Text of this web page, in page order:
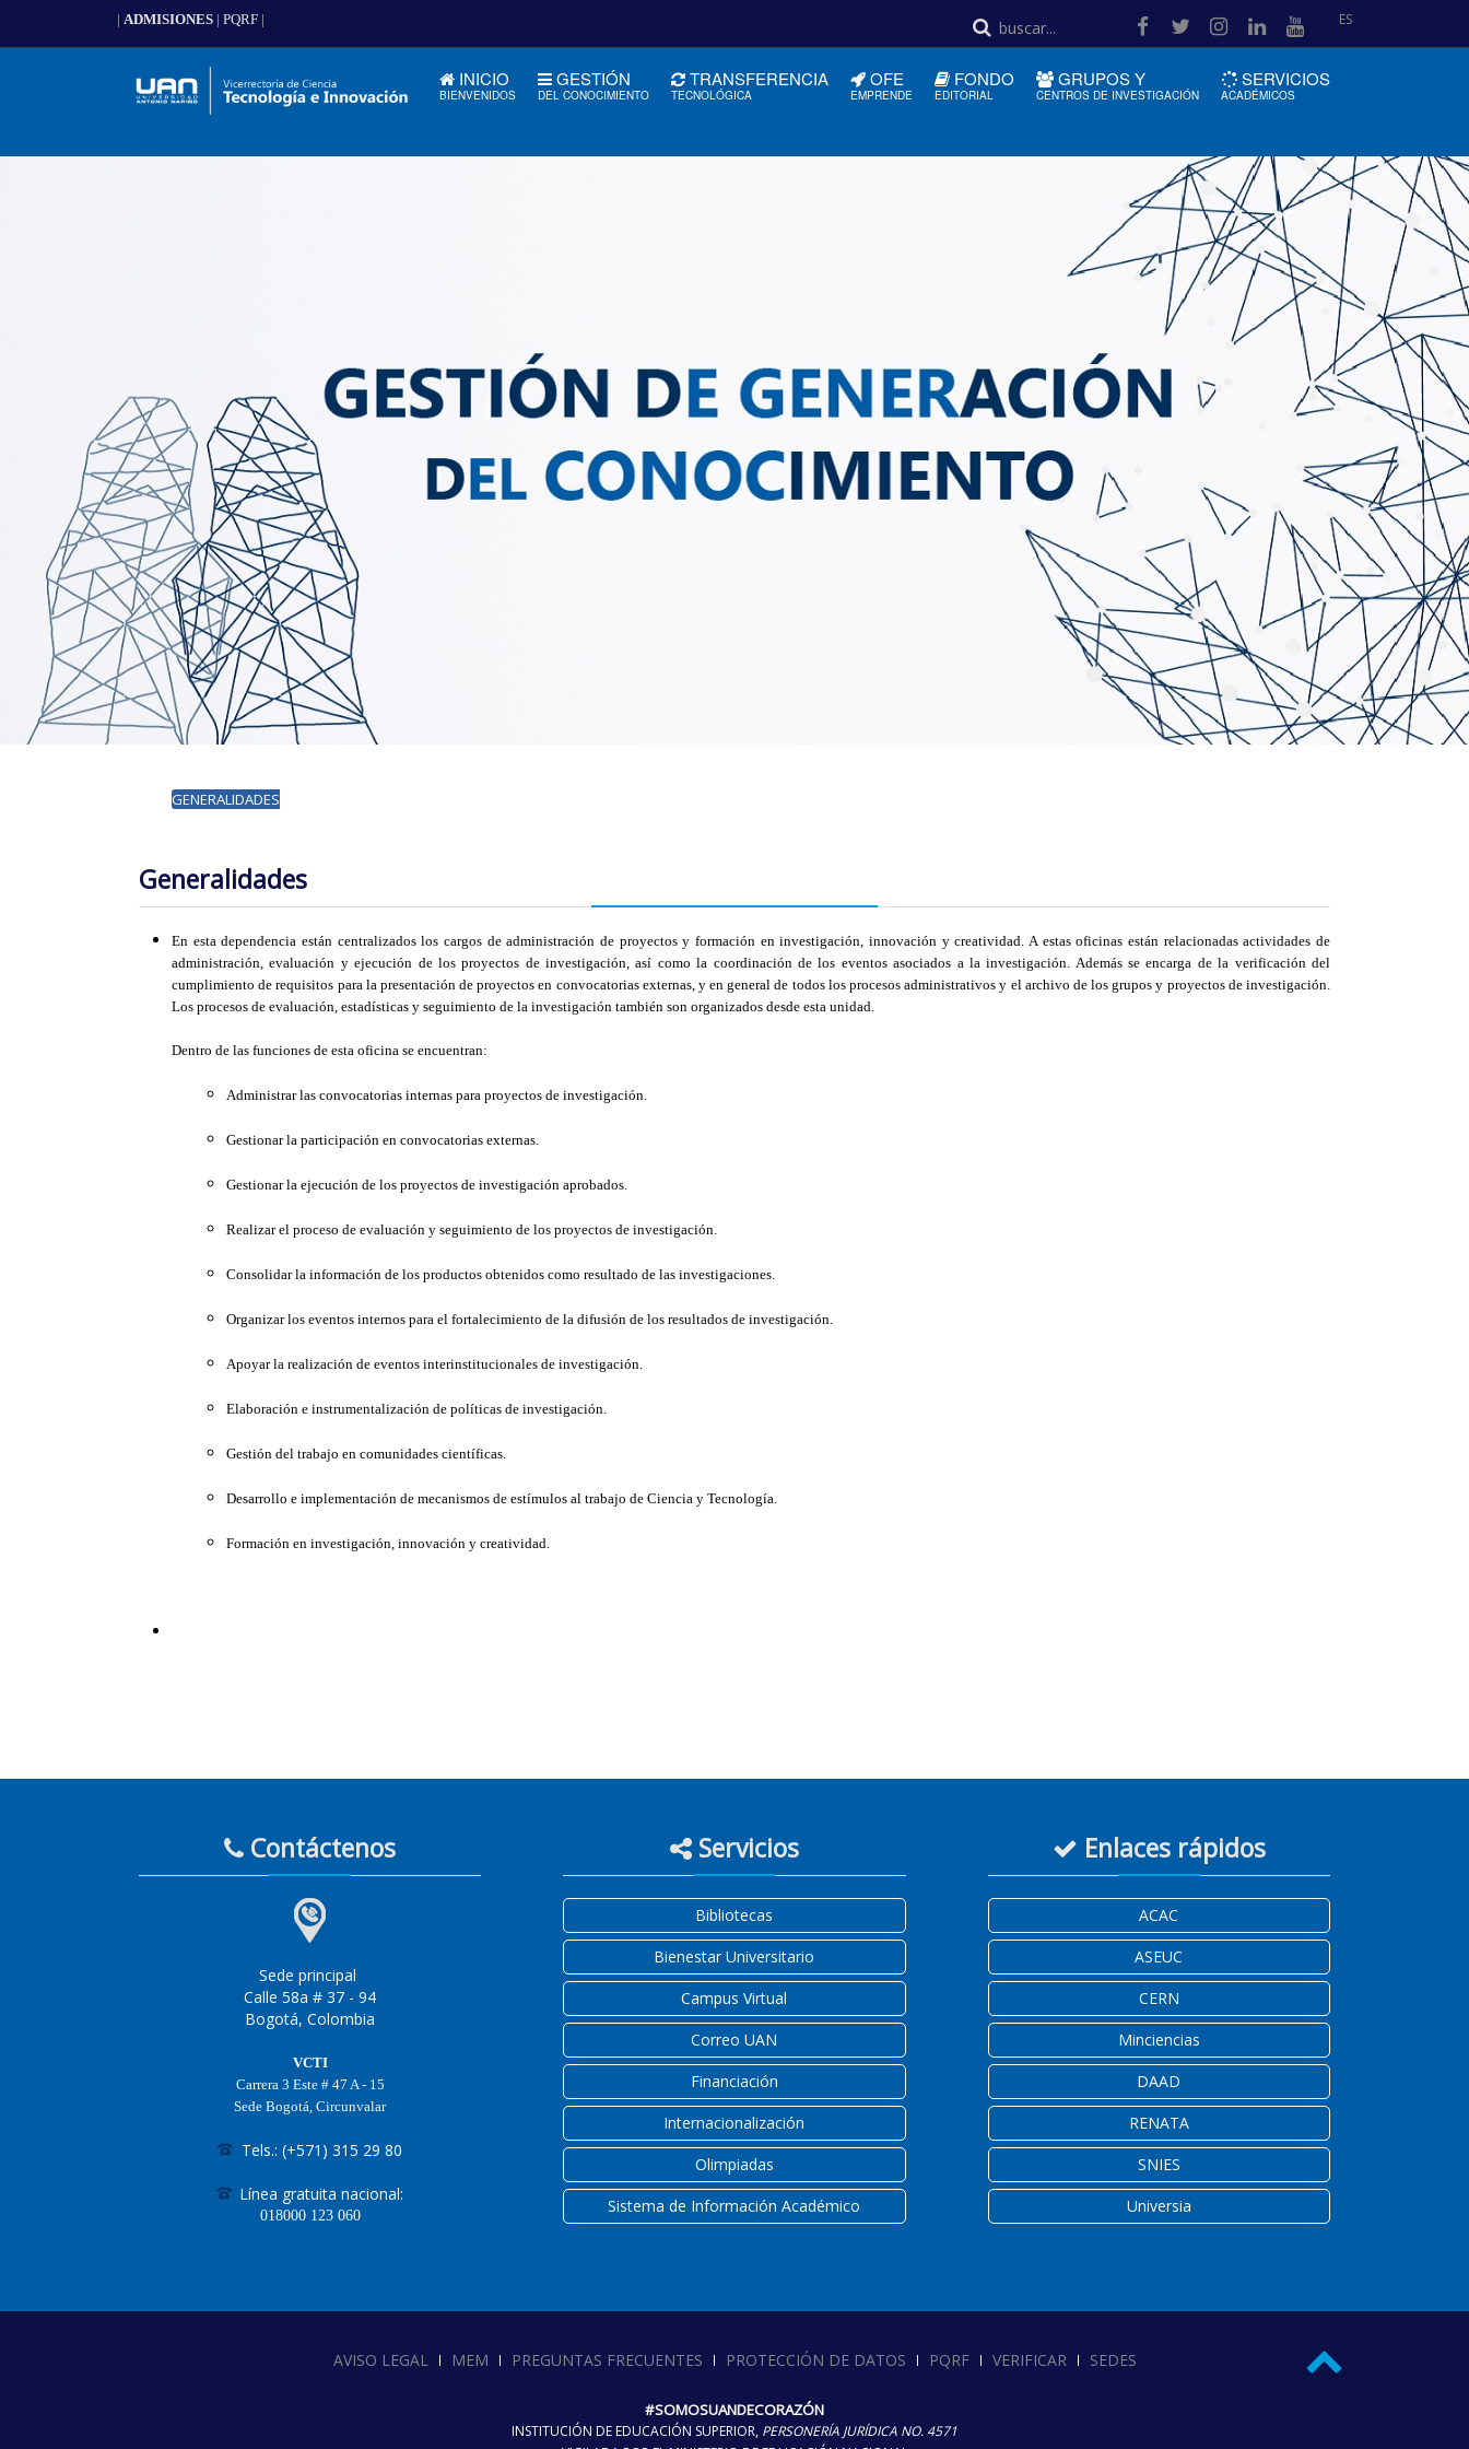
| ADMISIONES | PQRF | ES
INICIO
BIENVENIDOS
GESTIÓN
DEL CONOCIMIENTO
TRANSFERENCIA
TECNOLÓGICA
OFE
EMPRENDE
FONDO
EDITORIAL
GRUPOS Y
CENTROS DE INVESTIGACIÓN
SERVICIOS
ACADÉMICOS
GENERALIDADES
Generalidades
En esta dependencia están centralizados los cargos de administración de proyectos y formación en investigación, innovación y creatividad. A estas oficinas están relacionadas actividades de
administración, evaluación y ejecución de los proyectos de investigación, así como la coordinación de los eventos asociados a la investigación. Además se encarga de la verificación del
cumplimiento de requisitos para la presentación de proyectos en convocatorias externas, y en general de todos los procesos administrativos y el archivo de los grupos y proyectos de investigación.
Los procesos de evaluación, estadísticas y seguimiento de la investigación también son organizados desde esta unidad.
Dentro de las funciones de esta oficina se encuentran:
Administrar las convocatorias internas para proyectos de investigación.
Gestionar la participación en convocatorias externas.
Gestionar la ejecución de los proyectos de investigación aprobados.
Realizar el proceso de evaluación y seguimiento de los proyectos de investigación.
Consolidar la información de los productos obtenidos como resultado de las investigaciones.
Organizar los eventos internos para el fortalecimiento de la difusión de los resultados de investigación.
Apoyar la realización de eventos interinstitucionales de investigación.
Elaboración e instrumentalización de políticas de investigación.
Gestión del trabajo en comunidades científicas.
Desarrollo e implementación de mecanismos de estímulos al trabajo de Ciencia y Tecnología.
Formación en investigación, innovación y creatividad.
Contáctenos
Sede principal
Calle 58a # 37 - 94
Bogotá, Colombia
VCTI
Carrera 3 Este # 47 A - 15
Sede Bogotá, Circunvalar
Tels.: (+571) 315 29 80
Línea gratuita nacional:
018000 123 060
Servicios
Bibliotecas
Bienestar Universitario
Campus Virtual
Correo UAN
Financiación
Internacionalización
Olimpiadas
Sistema de Información Académico
Enlaces rápidos
ACAC
ASEUC
CERN
Minciencias
DAAD
RENATA
SNIES
Universia
AVISO LEGAL MEM PREGUNTAS FRECUENTES PROTECCIÓN DE DATOS PQRF VERIFICAR SEDES
#SOMOSUANDECORAZÓN
INSTITUCIÓN DE EDUCACIÓN SUPERIOR, PERSONERÍA JURÍDICA NO. 4571